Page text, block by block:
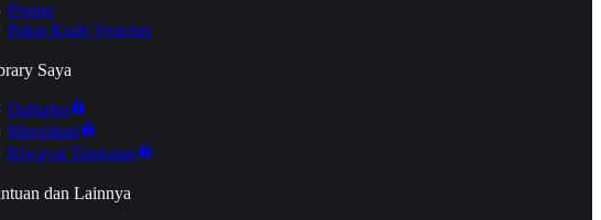
Promo
Pakai Kode Voucher
Saya
Daftarku
Mengikuti
Riwayat Tontonan
dan Lainnya